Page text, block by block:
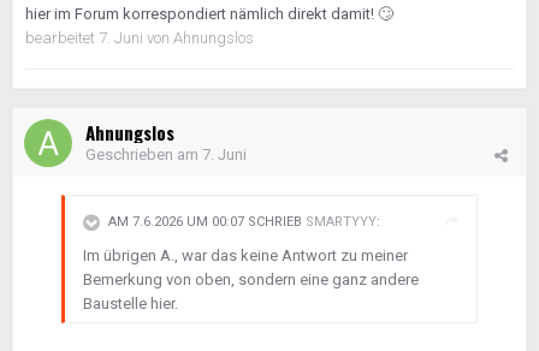
hier im Forum korrespondiert nämlich direkt damit! 🙄
bearbeitet 7. Juni von Ahnungslos
Ahnungslos
Geschrieben am 7. Juni
AM 7.6.2026 UM 00:07 SCHRIEB SMARTYYY:
Im übrigen A., war das keine Antwort zu meiner
Bemerkung von oben, sondern eine ganz andere
Baustelle hier.